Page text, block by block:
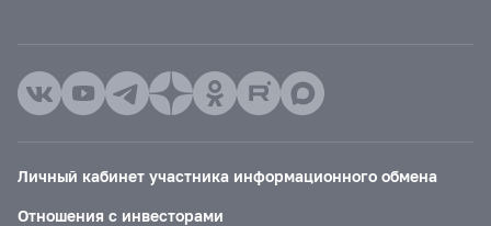
Личный кабинет участника информационного обмена
Отношения с инвесторами